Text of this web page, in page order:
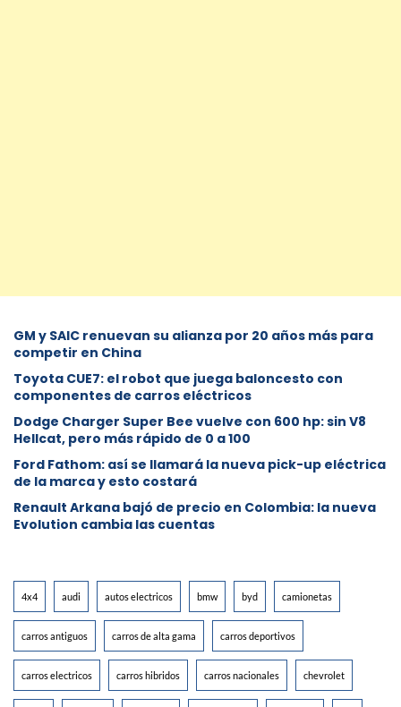
GM y SAIC renuevan su alianza por 20 años más para
competir en China
Toyota CUE7: el robot que juega baloncesto con
componentes de carros eléctricos
Dodge Charger Super Bee vuelve con 600 hp: sin V8
Hellcat, pero más rápido de 0 a 100
Ford Fathom: así se llamará la nueva pick-up eléctrica
de la marca y esto costará
Renault Arkana bajó de precio en Colombia: la nueva
Evolution cambia las cuentas
4x4 audi autos electricos bmw byd camionetas
carros antiguos carros de alta gama carros deportivos
carros electricos carros hibridos carros nacionales chevrolet